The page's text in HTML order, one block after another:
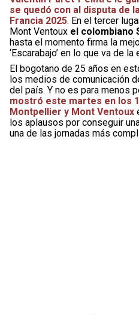
se quedó con al disputa de
Francia 2025. En el tercer
Mont Ventoux el colombiano
hasta el momento firma la
‘Escarabajo’ en lo que va de la
El bogotano de 25 años en
los medios de comunicación
del país. Y no es para menos
mostró este martes en los
Montpellier y Mont Ventoux
los aplausos por conseguir
una de las jornadas más